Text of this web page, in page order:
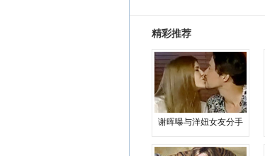
精彩推荐
谢晖曝与洋妞女友分手